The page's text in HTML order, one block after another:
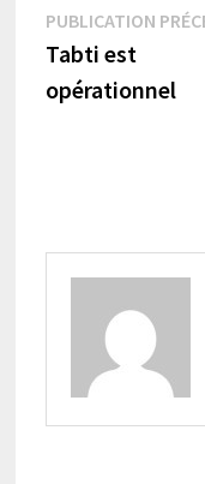
Navigation
de
l’article
PUBLICATION
Tabti est
opérationnel